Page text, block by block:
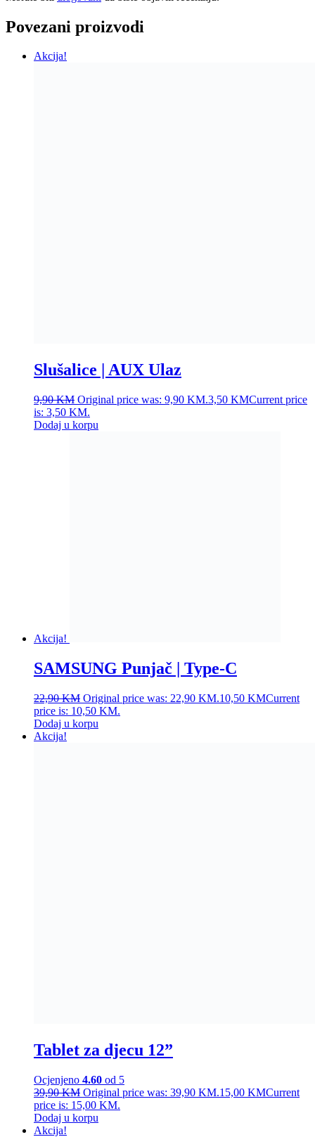
Povezani proizvodi
Akcija!
Slušalice | AUX Ulaz
9,90KM Original price was: 9,90 KM.3,50 KMCurrent price
is: 3,50 KM.
Dodaj u korpu
Akcija!
SAMSUNG Punjač | Type-C
22,90KM Original price was: 22,90 KM.10,50 KMCurrent
price is: 10,50 KM.
Dodaj u korpu
Akcija!
Tablet za djecu 12”
Ocjenjeno 4.60 od 5
39,90KM Original price was: 39,90 KM.15,00 KMCurrent
price is: 15,00 KM.
Dodaj u korpu
Akcija!